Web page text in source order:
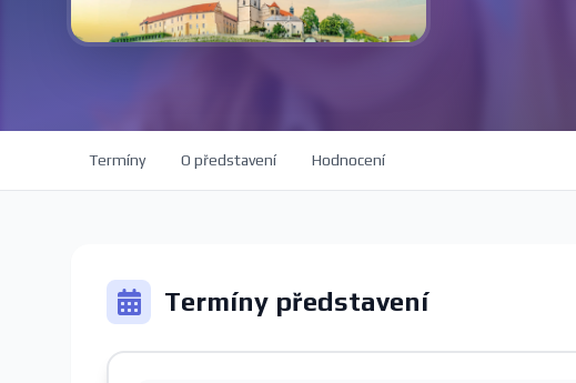
Termíny O představení Hodnocení
Termíny představení